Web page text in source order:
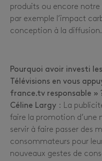
produits ou encore
par exemple l’impact
conception à la diffusion.
Pourquoi avoir investi
Télévisions en vous
france.tv responsable »
Céline Largy : La
faire la promotion d’une
servir à faire passer des
consommateurs pour
nouveaux gestes de